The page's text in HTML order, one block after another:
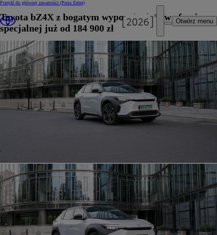
Przejdź do głównej zawartości (Press Enter)
Otwórz menu
Toyota bZ4X z bogatym wyposażeniem w ofercie
specjalnej już od 184 900 zł